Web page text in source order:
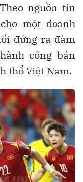
nguồn tin
một doanh
đứng ra đàm
công bản
thổ Việt Nam.